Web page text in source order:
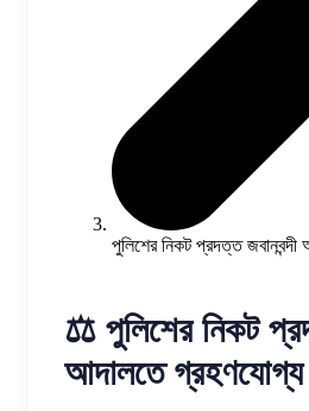
পুলিশের নিকট প্রদত্ত
⚖️ পুলিশের নিকট
আদালতে গ্রহণযোগ্য